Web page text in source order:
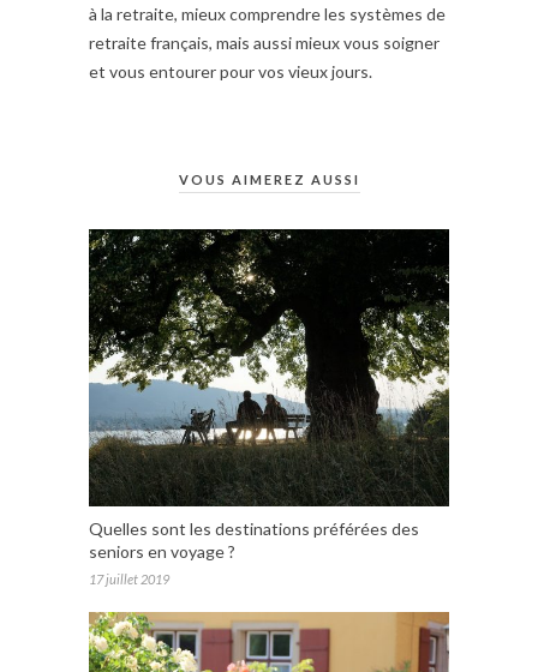
à la retraite, mieux comprendre les systèmes de
retraite français, mais aussi mieux vous soigner
et vous entourer pour vos vieux jours.
VOUS AIMEREZ AUSSI
Quelles sont les destinations préférées des
seniors en voyage ?
17 juillet 2019